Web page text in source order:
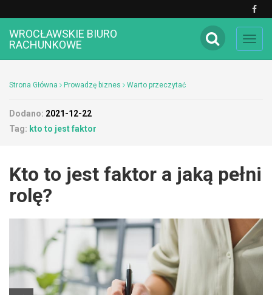
WROCŁAWSKIE BIURO
RACHUNKOWE
Strona Główna Prowadzę biznes Warto przeczytać
Dodano: 2021-12-22
Tag: kto to jest faktor
Kto to jest faktor a jaką pełni
rolę?